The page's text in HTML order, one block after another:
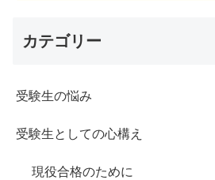
カテゴリー
受験生の悩み
受験生としての心構え
現役合格のために